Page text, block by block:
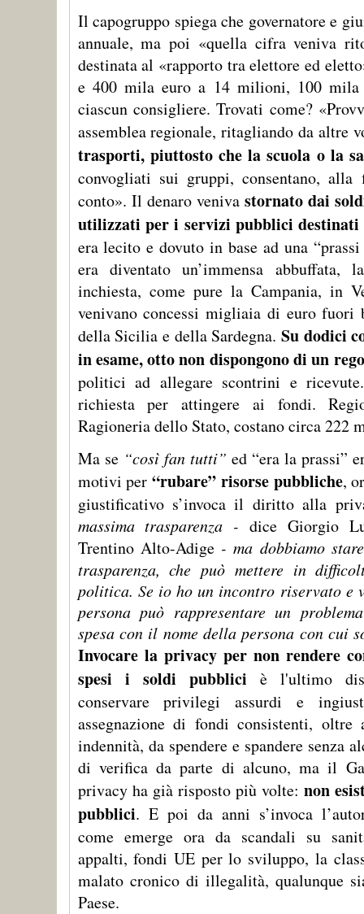
Il capogruppo spiega che governatore e
annuale, ma poi «quella cifra veniva
destinata al «rapporto tra elettore ed
e 400 mila euro a 14 milioni, 100
ciascun consigliere. Trovati come?
assemblea regionale, ritagliando da altre
trasporti, piuttosto che la scuola o la
convogliati sui gruppi, consentano,
conto». Il denaro veniva stornato dai
utilizzati per i servizi pubblici
era lecito e dovuto in base ad una
era diventato un’immensa abbuffata,
inchiesta, come pure la Campania, in
venivano concessi migliaia di euro fuori
della Sicilia e della Sardegna. Su dodici
in esame, otto non dispongono di un
politici ad allegare scontrini e
richiesta per attingere ai fondi.
Ragioneria dello Stato, costano circa 222
Ma se “così fan tutti” ed “era la prassi”
motivi per “rubare” risorse pubbliche,
giustificativo s’invoca il diritto alla
massima trasparenza -dice Giorgio
Trentino Alto-Adige- ma dobbiamo
trasparenza, che può mettere in
politica. Se io ho un incontro riservato e
persona può rappresentare un
spesa con il nome della persona con cui
Invocare la privacy per non rendere
spesi i soldi pubblici è l'ultimo
conservare privilegi assurdi e
assegnazione di fondi consistenti,
indennità, da spendere e spandere senza
di verifica da parte di alcuno, ma il
privacy ha già risposto più volte: non
pubblici. E poi da anni s’invoca
come emerge ora da scandali su
appalti, fondi UE per lo sviluppo, la
malato cronico di illegalità, qualunque
Paese.